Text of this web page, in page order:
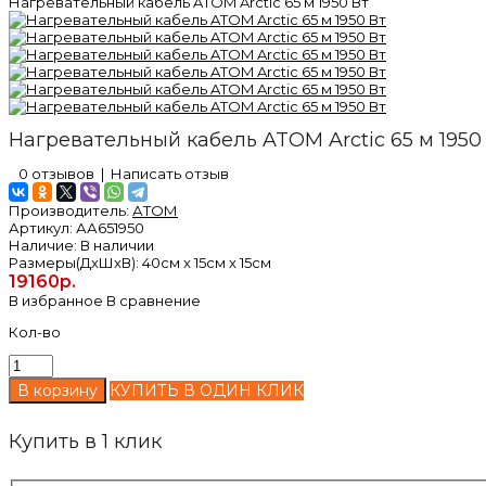
Нагревательный кабель ATOM Arctic 65 м 1950
0 отзывов | Написать отзыв
Производитель: АТОМ
Артикул: АА651950
Наличие: В наличии
Размеры(ДxШxВ): 40см x 15см x 15см
19160р.
В избранное В сравнение
Кол-во
КУПИТЬ В ОДИН КЛИК
Купить в 1 клик